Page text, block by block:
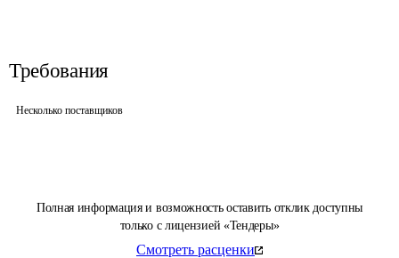
Полная информация и возможность оставить отклик доступны
только с лицензией «Тендеры»
Смотреть расценки
Требования
Несколько поставщиков